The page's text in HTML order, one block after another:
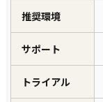
推奨環境
サポート
トライアル